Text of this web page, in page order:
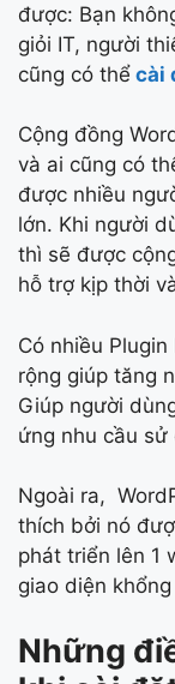
được: Bạn
giỏi IT, người
cũng có thể cài
Cộng đồng
và ai cũng có
được nhiều
lớn. Khi người
thì sẽ được
hỗ trợ kịp thời
Có nhiều
rộng giúp tăng
Giúp người
ứng nhu cầu sử
Ngoài ra,
thích bởi nó
phát triển lên 1
giao diện khổng
Những